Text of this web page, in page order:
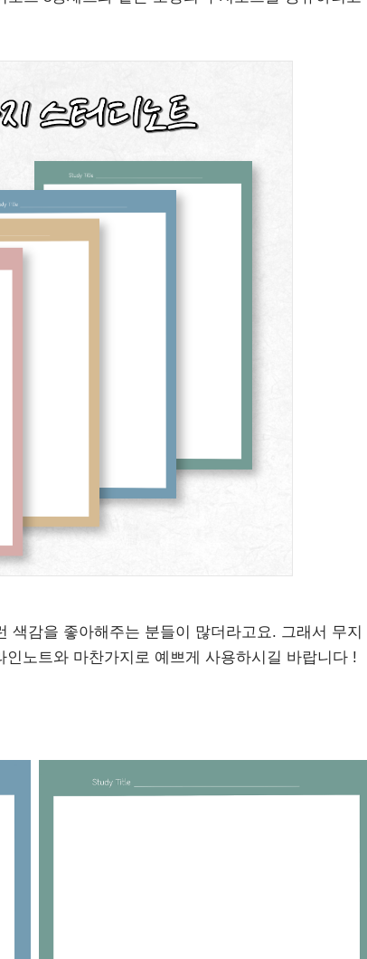
색감을 좋아해주는 분들이 많더라고요. 그래서 무지
노트와 마찬가지로 예쁘게 사용하시길 바랍니다 !